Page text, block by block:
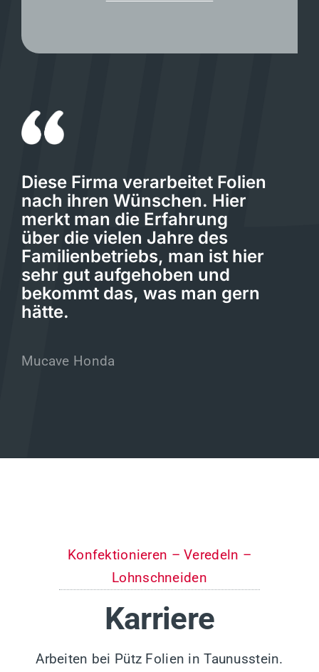
Diese Firma verarbeitet Folien
nach ihren Wünschen. Hier
merkt man die Erfahrung
über die vielen Jahre des
Familienbetriebs, man ist hier
sehr gut aufgehoben und
bekommt das, was man gern
hätte.
Mucave Honda
Konfektionieren – Veredeln –
Lohnschneiden
Karriere
Arbeiten bei Pütz Folien in Taunusstein.